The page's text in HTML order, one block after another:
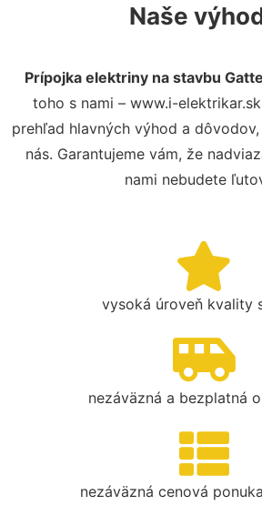
Naše
Prípojka elektriny na stavbu
toho s nami – www.i-
prehľad hlavných výhod a
nás. Garantujeme vám, že
nami nebudete
vysoká úroveň kvality
nezáväzná a bezplatná
nezáväzná cenová